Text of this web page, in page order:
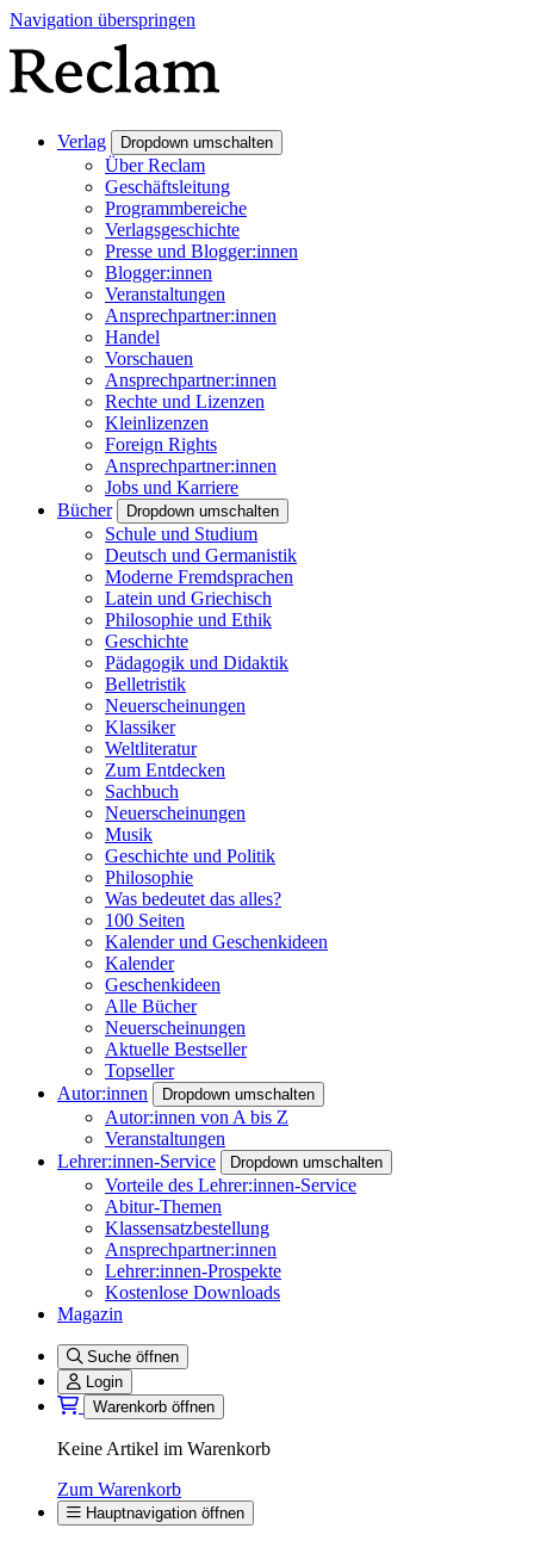
Navigation überspringen
Verlag Dropdown umschalten
Über Reclam
Geschäftsleitung
Programmbereiche
Verlagsgeschichte
Presse und Blogger:innen
Blogger:innen
Veranstaltungen
Ansprechpartner:innen
Handel
Vorschauen
Ansprechpartner:innen
Rechte und Lizenzen
Kleinlizenzen
Foreign Rights
Ansprechpartner:innen
Jobs und Karriere
Bücher
Dropdown umschalten
Schule und Studium
Deutsch und Germanistik
Moderne Fremdsprachen
Latein und Griechisch
Philosophie und Ethik
Geschichte
Pädagogik und Didaktik
Belletristik
Neuerscheinungen
Klassiker
Weltliteratur
Zum Entdecken
Sachbuch
Neuerscheinungen
Musik
Geschichte und Politik
Philosophie
Was bedeutet das alles?
100 Seiten
Kalender und Geschenkideen
Kalender
Geschenkideen
Alle Bücher
Neuerscheinungen
Aktuelle Bestseller
Topseller
Autor:innen
Dropdown umschalten
Autor:innen von A bis Z
Veranstaltungen
Lehrer:innen-Service
Dropdown umschalten
Vorteile des Lehrer:innen-Service
Abitur-Themen
Klassensatzbestellung
Ansprechpartner:innen
Lehrer:innen-Prospekte
Kostenlose Downloads
Magazin
Suche öffnen
Login
Warenkorb öffnen
Keine Artikel im Warenkorb
Zum Warenkorb
Hauptnavigation öffnen